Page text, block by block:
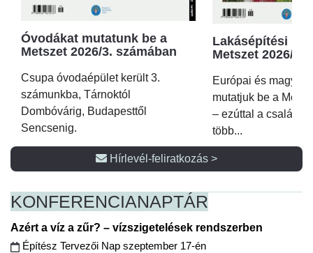
Óvodákat mutatunk be a
Metszet 2026/3. számában
Csupa óvodaépület került 3.
számunkba, Tárnoktól
Dombóvárig, Budapesttől
Sencsenig.
Lakásépítési
Metszet 2026/2.
Európai és magyar
mutatjuk be a
– ezúttal a családi
több...
Hírlevél-feliratkozás >
KONFERENCIANAPTÁR
Azért a víz a zűr? – vízszigetelések rendszerben
Építész Tervezői Nap szeptember 17-én